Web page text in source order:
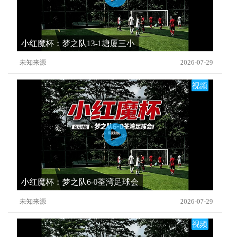
小红魔杯：梦之队13-1塘厦三小
未知来源 2026-07-29
视频
小红魔杯：梦之队6-0荃湾足球会
未知来源 2026-07-29
视频